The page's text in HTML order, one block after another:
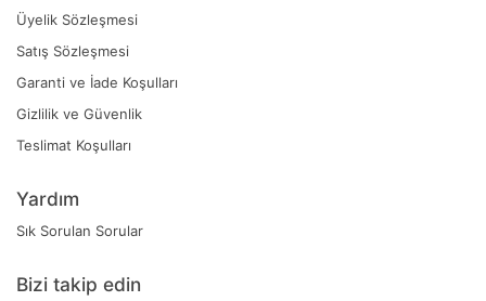
Üyelik Sözleşmesi
Satış Sözleşmesi
Garanti ve İade Koşulları
Gizlilik ve Güvenlik
Teslimat Koşulları
Yardım
Sık Sorulan Sorular
Bizi takip edin